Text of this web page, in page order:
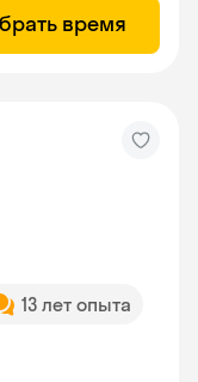
время
13 лет опыта